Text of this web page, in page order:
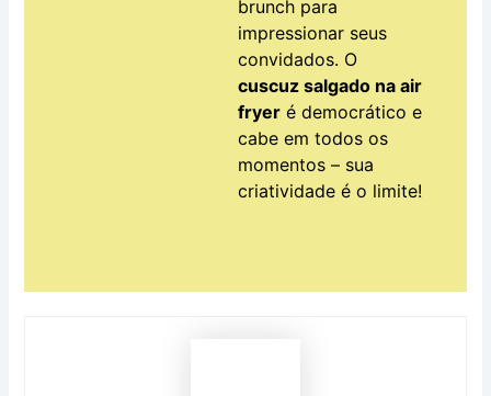
brunch para
impressionar seus
convidados. O
cuscuz salgado na air
fryeré democrático e
cabe em todos os
momentos – sua
criatividade é o limite!